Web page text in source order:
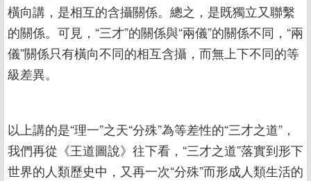
橫向講，是相互的含攝關係。總之，是既獨立又聯繫
的關係。可見，“三才”的關係與“兩儀”的關係不同，“兩
儀”關係只有橫向不同的相互含攝，而無上下不同的等
級差異。
以上講的是“理一”之天“分殊”為等差性的“三才之道”，
我們再從《王道圖說》往下看，“三才之道”落實到形下
世界的人類歷史中，又再一次“分殊”而形成人類生活的